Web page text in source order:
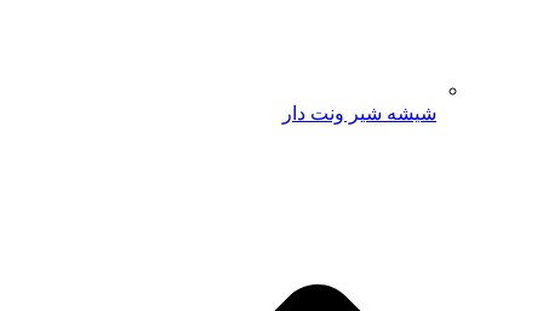
شیشه شیر ونت دار